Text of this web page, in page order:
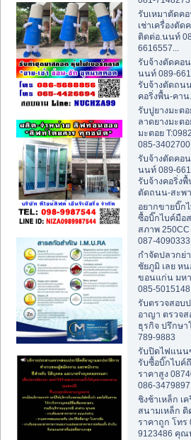
รับเหมาตัดค
เช่าเครื่องตัด
ติดต่อ.นนท์
6616557...
รับจ้างตัดคอ
นนท์ 089-
รับจ้างตัดถน
คอริ่งพื้น-คาน.
รับปูยางมะตอ
ลาดยางมะตอ
มะตอย
085-
รับจ้างตัดคอ
นนท์ 089-
รับจ้างคอริ่ง
ตัดถนน-สะพ
อยากขายบิ๊กไ
ซื้อบิ๊กไบค์มือ
สภาพ
087-
กำจัดปลวกย่
ชัยภูมิ เลย ห
ขอนแก่น มห
085-
รับตรวจสอบ
อาญา ตรวจส
ธุรกิจ ปรึกษา
789-9883
รับปิดไฟแนน
รับซื้อบิ๊กไบค์
ราคาสูง
086-
ชิงช้าเหล็ก เ
สนามเหล็ก ติ
ราคาถูก โทร
9123486 คุณ